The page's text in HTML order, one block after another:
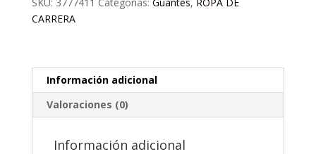
CARRERA
Información adicional
Valoraciones (0)
Información adicional